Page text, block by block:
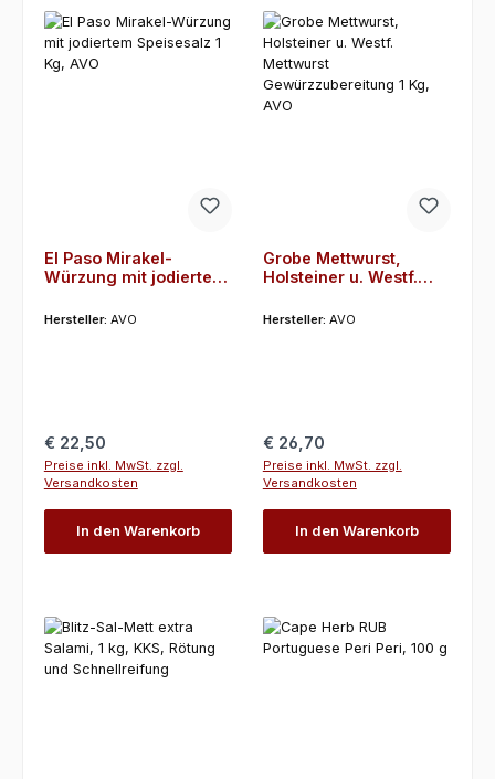
El Paso Mirakel-
Würzung mit jodiertem
Hersteller: AVO
Regulärer Preis:
€ 22,50
Preise inkl. MwSt. zzgl.
Versandkosten
In den Warenkorb
Grobe Mettwurst,
Holsteiner u. Westf.
Gewürzzubereitung 1
Hersteller: AVO
Regulärer Preis:
€ 26,70
Preise inkl. MwSt. zzgl.
Versandkosten
In den Warenkorb